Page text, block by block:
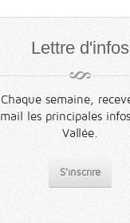
Lettre d'infos
Chaque semaine,
mail les principales
Vallée.
S'inscrire